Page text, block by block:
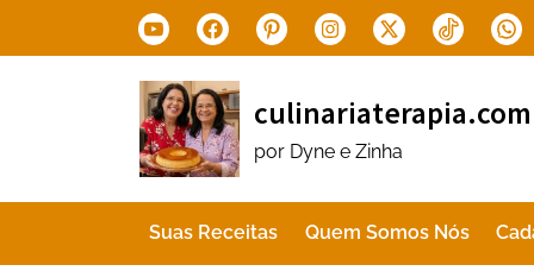
to
YoutubeFacebookPinterestInstagram
X.com Tiktok
culinariaterapia.com
por Dyne e Zinha
Suas Receitas Quem Somos Nós